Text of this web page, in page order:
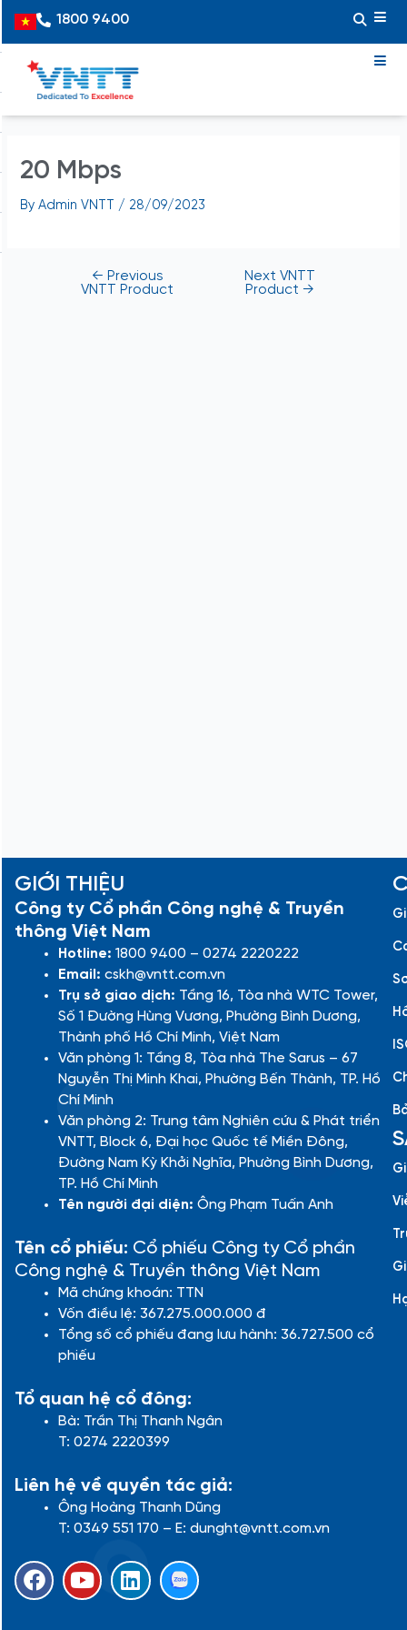
content
Vietnamese
1800 9400
20 Mbps
ByAdmin VNTT / 28/09/2023
navigation
← Previous
VNTT Product
Next VNTT
Product →
GIỚI THIỆU
Công ty Cổ phần Công nghệ & Truyền
thông Việt Nam
Hotline: 1800 9400 – 0274 2220222
Email: cskh@vntt.com.vn
Trụ sở giao dịch: Tầng 16, Tòa nhà WTC Tower,
Số 1 Đường Hùng Vương, Phường Bình Dương,
Thành phố Hồ Chí Minh, Việt Nam
Văn phòng 1: Tầng 8, Tòa nhà The Sarus – 67
Nguyễn Thị Minh Khai, Phường Bến Thành, TP. Hồ
Chí Minh
Văn phòng 2: Trung tâm Nghiên cứu & Phát triển
VNTT, Block 6, Đại học Quốc tế Miền Đông,
Đường Nam Kỳ Khởi Nghĩa, Phường Bình Dương,
TP. Hồ Chí Minh
Tên người đại diện: Ông Phạm Tuấn Anh
Tên cổ phiếu: Cổ phiếu Công ty Cổ phần
Công nghệ & Truyền thông Việt Nam
Mã chứng khoán: TTN
Vốn điều lệ: 367.275.000.000 đ
Tổng số cổ phiếu đang lưu hành: 36.727.500 cổ
phiếu
Tổ quan hệ cổ đông:
Bà: Trần Thị Thanh Ngân
T: 0274 2220399
Liên hệ về quyền tác giả:
Ông Hoàng Thanh Dũng
T: 0349 551 170 – E: dunght@vntt.com.vn
F
a
Y
o
L
i